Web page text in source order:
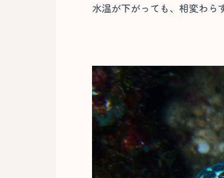
水温が下がっても、相変わら